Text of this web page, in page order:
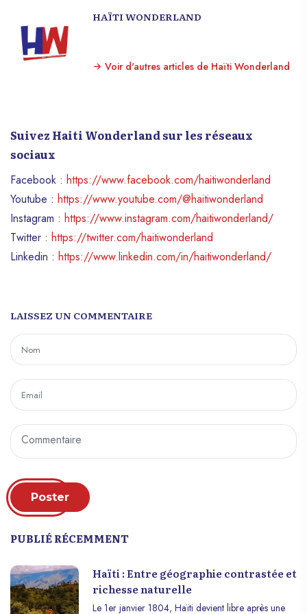
HAÏTI WONDERLAND
Voir d'autres articles de Haïti Wonderland
Suivez Haiti Wonderland sur les réseaux
sociaux
Facebook : https://www.facebook.com/haitiwonderland
Youtube : https://www.youtube.com/@haitiwonderland
Instagram : https://www.instagram.com/haitiwonderland/
Twitter : https://twitter.com/haitiwonderland
Linkedin : https://www.linkedin.com/in/haitiwonderland/
LAISSEZ UN COMMENTAIRE
Poster
PUBLIÉ RÉCEMMENT
Haïti : Entre géographie contrastée et
richesse naturelle
Le 1er janvier 1804, Haïti devient libre après une